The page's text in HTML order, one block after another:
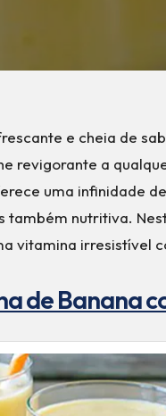
e cheia de
revigorante a
uma infinidade
também nutritiva.
vitamina irresistível
de Banana